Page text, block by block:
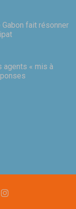
fait résonner
agents « mis à